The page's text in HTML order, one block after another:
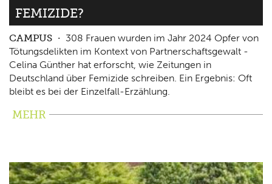
FEMIZIDE?
CAMPUS
308 Frauen wurden im Jahr 2024 Opfer von
Tötungsdelikten im Kontext von Partnerschaftsgewalt -
Celina Günther hat erforscht, wie Zeitungen in
Deutschland über Femizide schreiben. Ein Ergebnis: Oft
bleibt es bei der Einzelfall-Erzählung.
MEHR